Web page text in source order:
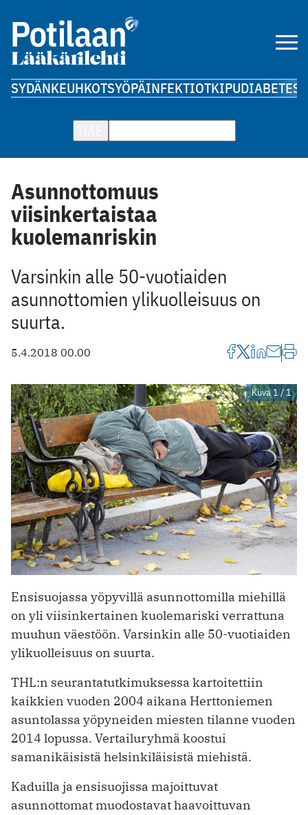
SYDÄNKEUHKOTSYÖPÄINFEKTIOTKIPUDIABETES
Asunnottomuus
viisinkertaistaa
kuolemanriskin
Varsinkin alle 50-vuotiaiden
asunnottomien ylikuolleisuus on
suurta.
5.4.2018 00.00
Kuva 1 / 1
Ensisuojassa yöpyvillä asunnottomilla miehillä
on yli viisinkertainen kuolemariski verrattuna
muuhun väestöön. Varsinkin alle 50-vuotiaiden
ylikuolleisuus on suurta.
THL:n seurantatutkimuksessa kartoitettiin
kaikkien vuoden 2004 aikana Herttoniemen
asuntolassa yöpyneiden miesten tilanne vuoden
2014 lopussa. Vertailuryhmä koostui
samanikäisistä helsinkiläisistä miehistä.
Kaduilla ja ensisuojissa majoittuvat
asunnottomat muodostavat haavoittuvan